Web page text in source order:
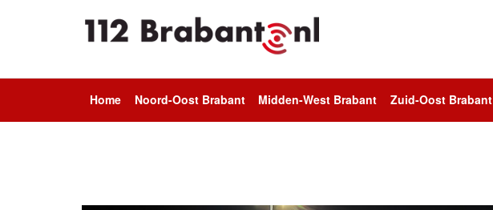
Home Noord-Oost Brabant Midden-West Brabant Zuid-Oost Brabant